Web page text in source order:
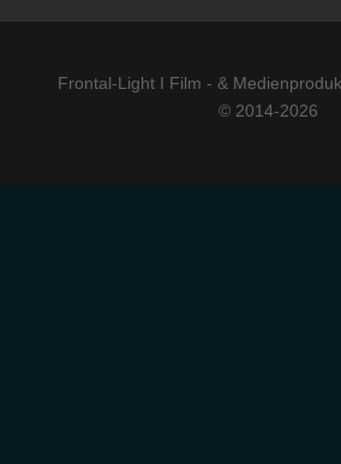
Frontal-Light I Film - &
© 2014-2026